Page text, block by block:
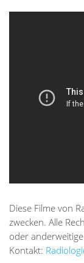
Die­se Fil­me von
zwe­cken. Alle
oder
Kon­takt: oidaR